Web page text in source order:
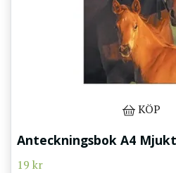
KÖP
Anteckningsbok A4
19 kr